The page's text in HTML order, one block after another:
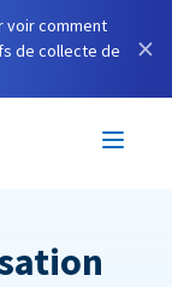
voir comment
de collecte de
×